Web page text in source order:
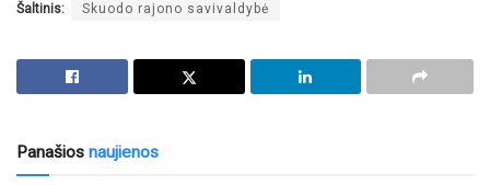
Šaltinis: Skuodo rajono savivaldybė
Panašios naujienos